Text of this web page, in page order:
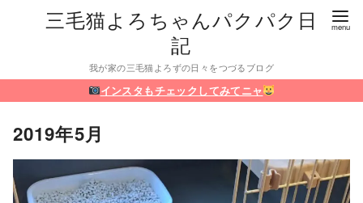
三毛猫よろちゃんパクパク日
記
我が家の三毛猫よろずの日々をつづるブログ
インスタもチェックしてみてニャ
2019年5月